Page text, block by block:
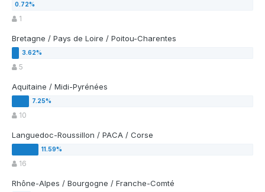
1
Bretagne / Pays de Loire / Poitou-Charentes
5
Aquitaine / Midi-Pyrénées
10
Languedoc-Roussillon / PACA / Corse
16
Rhône-Alpes / Bourgogne / Franche-Comté